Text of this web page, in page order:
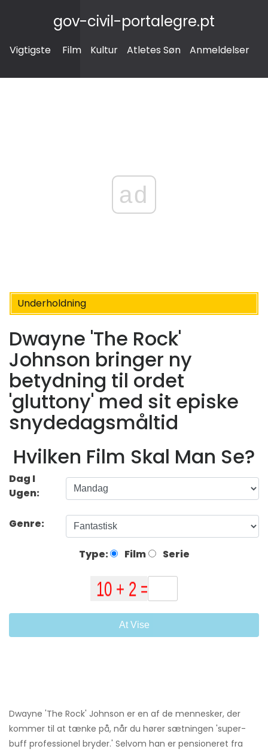
gov-civil-portalegre.pt
Vigtigste Film Kultur Atletes Søn Anmeldelser
ad
Underholdning
Dwayne 'The Rock'
Johnson bringer ny
betydning til ordet
'gluttony' med sit episke
snydedagsmåltid
Hvilken Film Skal Man Se?
Dag I
Ugen:
Genre:
Type: Film Serie
At Vise
Dwayne 'The Rock' Johnson er en af ​​de mennesker, der
kommer til at tænke på, når du hører sætningen 'super-
buff professionel bryder.' Selvom han er pensioneret fra